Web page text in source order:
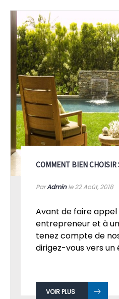
COMMENT BIEN CHOISIR
ParAdminle 22Août, 2018
Avant de faire appel
entrepreneur et à
tenez compte de
dirigez-vous vers un
VOIR PLUS